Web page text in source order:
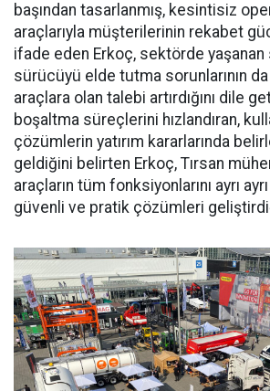
başından ta­sarlanmış, kesintisiz
araçlarıyla müşterile­rinin rekabet
ifade eden Erkoç, sektörde
sürücüyü el­de tutma sorunlarının da
araçlara olan talebi ar­tırdığını dile
boşaltma süreçlerini hızlandıran,
çözümlerin yatı­rım kararlarında
geldiğini belirten Erkoç, Tırsan
araçların tüm fonksiyonlarını ayrı
güvenli ve pratik çözümleri